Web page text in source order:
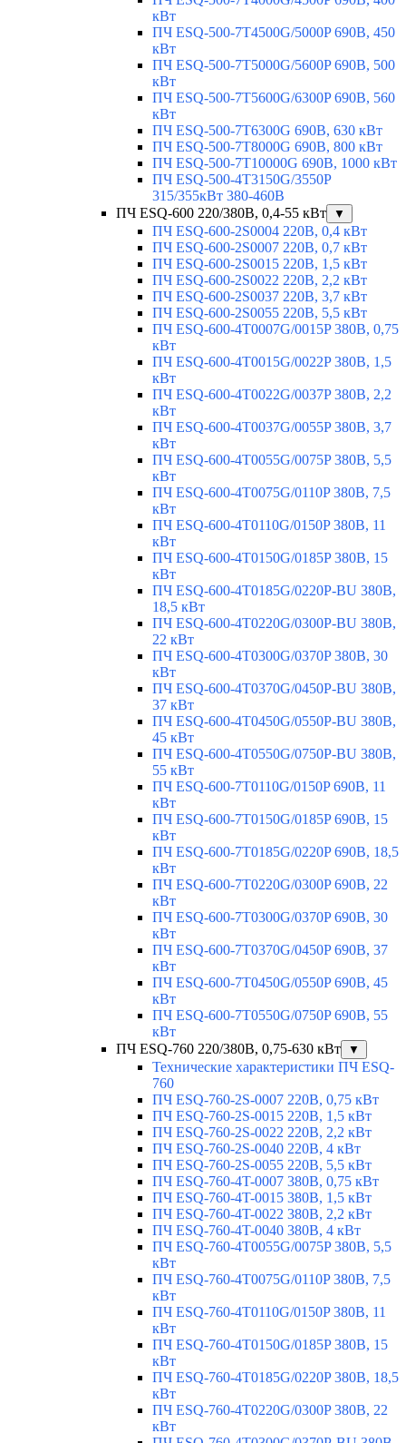
кВт
ПЧ ESQ-500-7T4500G/5000P 690В, 450
кВт
ПЧ ESQ-500-7T5000G/5600P 690В, 500
кВт
ПЧ ESQ-500-7T5600G/6300P 690В, 560
кВт
ПЧ ESQ-500-7T6300G 690В, 630 кВт
ПЧ ESQ-500-7T8000G 690В, 800 кВт
ПЧ ESQ-500-7T10000G 690В, 1000 кВт
ПЧ ESQ-500-4T3150G/3550P
315/355кВт 380-460В
ПЧ ESQ-600 220/380В, 0,4-55 кВт
▼
ПЧ ESQ-600-2S0004 220В, 0,4 кВт
ПЧ ESQ-600-2S0007 220В, 0,7 кВт
ПЧ ESQ-600-2S0015 220В, 1,5 кВт
ПЧ ESQ-600-2S0022 220В, 2,2 кВт
ПЧ ESQ-600-2S0037 220В, 3,7 кВт
ПЧ ESQ-600-2S0055 220В, 5,5 кВт
ПЧ ESQ-600-4T0007G/0015P 380В, 0,75
кВт
ПЧ ESQ-600-4T0015G/0022P 380В, 1,5
кВт
ПЧ ESQ-600-4T0022G/0037P 380В, 2,2
кВт
ПЧ ESQ-600-4T0037G/0055P 380В, 3,7
кВт
ПЧ ESQ-600-4T0055G/0075P 380В, 5,5
кВт
ПЧ ESQ-600-4T0075G/0110P 380В, 7,5
кВт
ПЧ ESQ-600-4T0110G/0150P 380В, 11
кВт
ПЧ ESQ-600-4T0150G/0185P 380В, 15
кВт
ПЧ ESQ-600-4T0185G/0220P-BU 380В,
18,5 кВт
ПЧ ESQ-600-4T0220G/0300P-BU 380В,
22 кВт
ПЧ ESQ-600-4T0300G/0370P 380В, 30
кВт
ПЧ ESQ-600-4T0370G/0450P-BU 380В,
37 кВт
ПЧ ESQ-600-4T0450G/0550P-BU 380В,
45 кВт
ПЧ ESQ-600-4T0550G/0750P-BU 380В,
55 кВт
ПЧ ESQ-600-7T0110G/0150P 690В, 11
кВт
ПЧ ESQ-600-7T0150G/0185P 690В, 15
кВт
ПЧ ESQ-600-7T0185G/0220P 690В, 18,5
кВт
ПЧ ESQ-600-7T0220G/0300P 690В, 22
кВт
ПЧ ESQ-600-7T0300G/0370P 690В, 30
кВт
ПЧ ESQ-600-7T0370G/0450P 690В, 37
кВт
ПЧ ESQ-600-7T0450G/0550P 690В, 45
кВт
ПЧ ESQ-600-7T0550G/0750P 690В, 55
кВт
ПЧ ESQ-760 220/380В, 0,75-630 кВт
▼
Технические характеристики ПЧ ESQ-
760
ПЧ ESQ-760-2S-0007 220В, 0,75 кВт
ПЧ ESQ-760-2S-0015 220В, 1,5 кВт
ПЧ ESQ-760-2S-0022 220В, 2,2 кВт
ПЧ ESQ-760-2S-0040 220В, 4 кВт
ПЧ ESQ-760-2S-0055 220В, 5,5 кВт
ПЧ ESQ-760-4T-0007 380В, 0,75 кВт
ПЧ ESQ-760-4T-0015 380В, 1,5 кВт
ПЧ ESQ-760-4T-0022 380В, 2,2 кВт
ПЧ ESQ-760-4T-0040 380В, 4 кВт
ПЧ ESQ-760-4T0055G/0075P 380В, 5,5
кВт
ПЧ ESQ-760-4T0075G/0110P 380В, 7,5
кВт
ПЧ ESQ-760-4T0110G/0150P 380В, 11
кВт
ПЧ ESQ-760-4T0150G/0185P 380В, 15
кВт
ПЧ ESQ-760-4T0185G/0220P 380В, 18,5
кВт
ПЧ ESQ-760-4T0220G/0300P 380В, 22
кВт